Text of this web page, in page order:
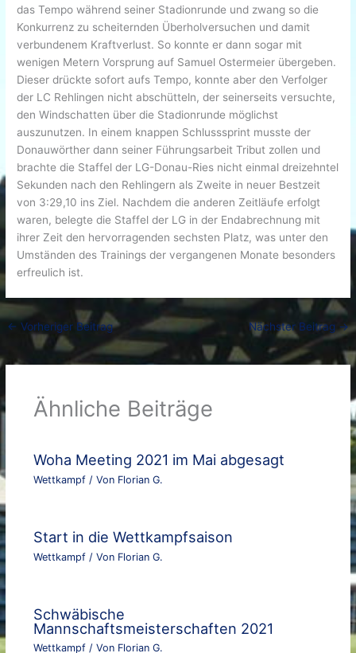
das Tempo während seiner Stadionrunde und zwang so die
Konkurrenz zu scheiternden Überholversuchen und damit
verbundenem Kraftverlust. So konnte er dann sogar mit
wenigen Metern Vorsprung auf Samuel Ostermeier übergeben.
Dieser drückte sofort aufs Tempo, konnte aber den Verfolger
der LC Rehlingen nicht abschütteln, der seinerseits versuchte,
den Windschatten über die Stadionrunde möglichst
auszunutzen. In einem knappen Schlusssprint musste der
Donauwörther dann seiner Führungsarbeit Tribut zollen und
brachte die Staffel der LG-Donau-Ries nicht einmal dreizehntel
Sekunden nach den Rehlingern als Zweite in neuer Bestzeit
von 3:29,10 ins Ziel. Nachdem die anderen Zeitläufe erfolgt
waren, belegte die Staffel der LG in der Endabrechnung mit
ihrer Zeit den hervorragenden sechsten Platz, was unter den
Umständen des Trainings der vergangenen Monate besonders
erfreulich ist.
← Vorheriger Beitrag Nächster Beitrag →
Ähnliche Beiträge
Woha Meeting 2021 im Mai abgesagt
Wettkampf/ Von Florian G.
Start in die Wettkampfsaison
Wettkampf/ Von Florian G.
Schwäbische
Mannschaftsmeisterschaften 2021
Wettkampf/ Von Florian G.